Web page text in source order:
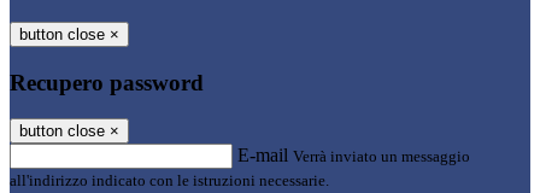
button close ×
Recupero password
button close ×
E-mail Verrà inviato un messaggio
all'indirizzo indicato con le istruzioni necessarie.